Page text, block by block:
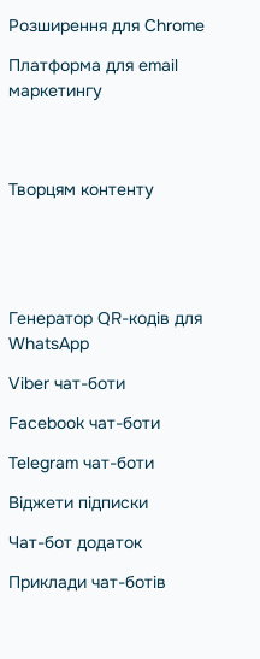
Розширення для Chrome
Платформа для email
маркетингу
Творцям контенту
Генератор QR-кодів для
WhatsApp
Viber чат-боти
Facebook чат-боти
Telegram чат-боти
Віджети підписки
Чат-бот додаток
Приклади чат-ботів